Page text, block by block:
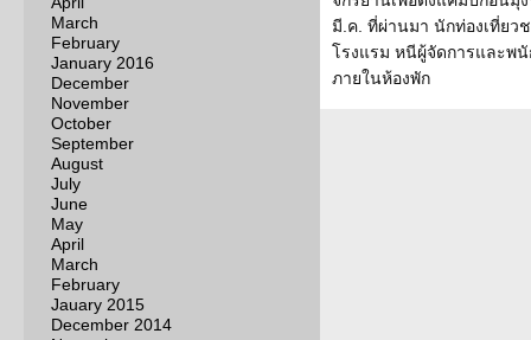
March
February
January 2016
December
November
October
September
August
July
June
May
April
March
February
Jauary 2015
December 2014
มี.ค. ที่ผ่านมา นักท่องเที่ยว
โรงแรม หนีผู้จัดการและพ
ภายในห้องพัก